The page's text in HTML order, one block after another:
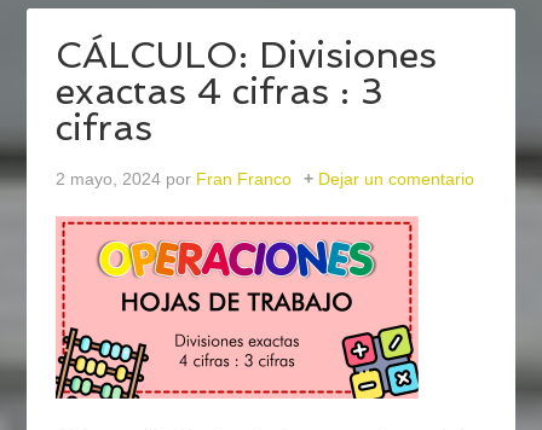
CÁLCULO: Divisiones
exactas 4 cifras : 3
cifras
2 mayo, 2024 por Fran Franco Dejar un comentario